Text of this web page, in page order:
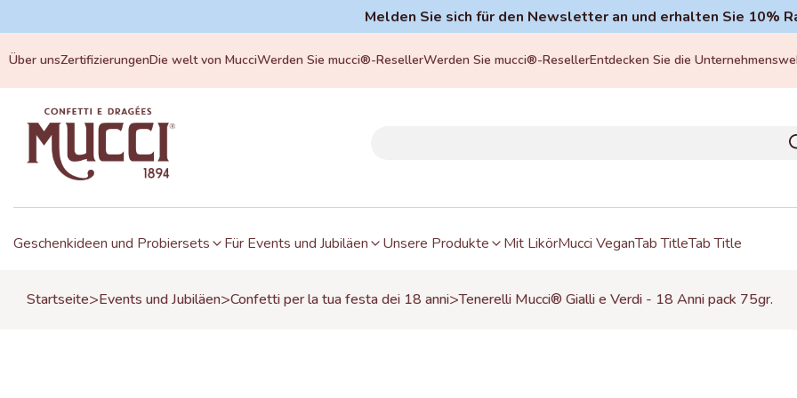
Melden Sie sich für den Newsletter an und erhalten Sie 10%
Über unsZertifizierungenDie welt von MucciWerden Sie mucci®-ResellerWerden Sie mucci®-ResellerEntdecken Sie die
Geschenkideen und Probiersets Für Events und Jubiläen Unsere Produkte Mit LikörMucci VeganTab TitleTab Title
Startseite>Events und Jubiläen>Confetti per la tua festa dei 18 anni>Tenerelli Mucci® Gialli e Verdi - 18 Anni pack 75gr.